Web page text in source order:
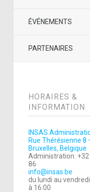
ÉVÉNEMENTS
PARTENAIRES
HORAIRES &
INFORMATION
INSAS
Rue Thérésienne 8
Bruxelles, Belgique
Administration: +32
86
info@insas.be
du lundi au
à 16:00